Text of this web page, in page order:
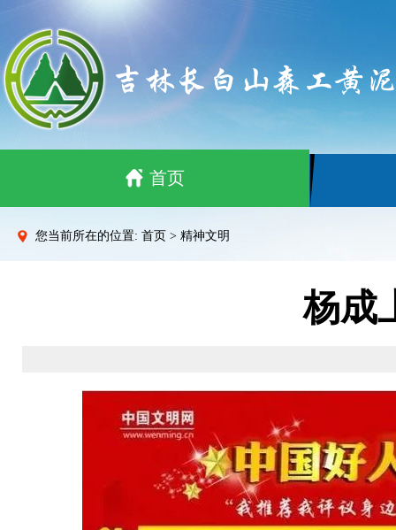
首页
您当前所在的位置: 首页 > 精神文明
杨成